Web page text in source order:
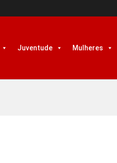
Juventude Mulheres